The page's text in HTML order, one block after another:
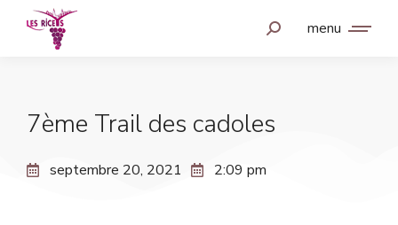
menu
7ème Trail des cadoles
septembre 20, 2021 2:09 pm